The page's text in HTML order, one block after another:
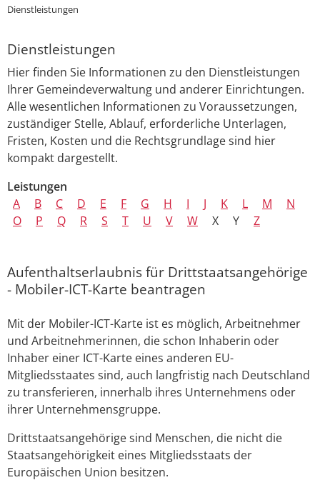
Dienstleistungen
Dienstleistungen
Hier finden Sie Informationen zu den Dienstleistungen
Ihrer Gemeindeverwaltung und anderer Einrichtungen.
Alle wesentlichen Informationen zu Voraussetzungen,
zuständiger Stelle, Ablauf, erforderliche Unterlagen,
Fristen, Kosten und die Rechtsgrundlage sind hier
kompakt dargestellt.
Leistungen
A
B C D E F G H I J K L M
N
O
P Q R S T U V W X Y Z
Aufenthaltserlaubnis für Drittstaatsangehörige
- Mobiler-ICT-Karte beantragen
Mit der Mobiler-ICT-Karte ist es möglich, Arbeitnehmer
und Arbeitnehmerinnen, die schon Inhaberin oder
Inhaber einer ICT-Karte eines anderen EU-
Mitgliedsstaates sind, auch langfristig nach Deutschland
zu transferieren, innerhalb ihres Unternehmens oder
ihrer Unternehmensgruppe.
Drittstaatsangehörige sind Menschen, die nicht die
Staatsangehörigkeit eines Mitgliedsstaats der
Europäischen Union besitzen.